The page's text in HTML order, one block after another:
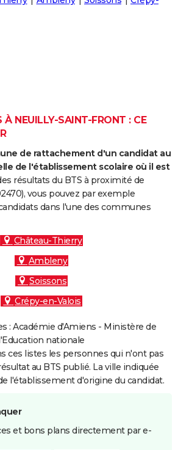
À NEUILLY-SAINT-FRONT : CE
de rattachement d'un candidat au
de l'établissement scolaire où il est
résultats du BTS à proximité de
vous pouvez par exemple
dans l'une des communes
Château-Thierry
Ambleny
Soissons
Crépy-en-Valois
: Académie d'Amiens - Ministère de
nationale
ces listes les personnes qui n'ont pas
au BTS publié. La ville indiquée
l'établissement d'origine du candidat.
et bons plans directement par e-